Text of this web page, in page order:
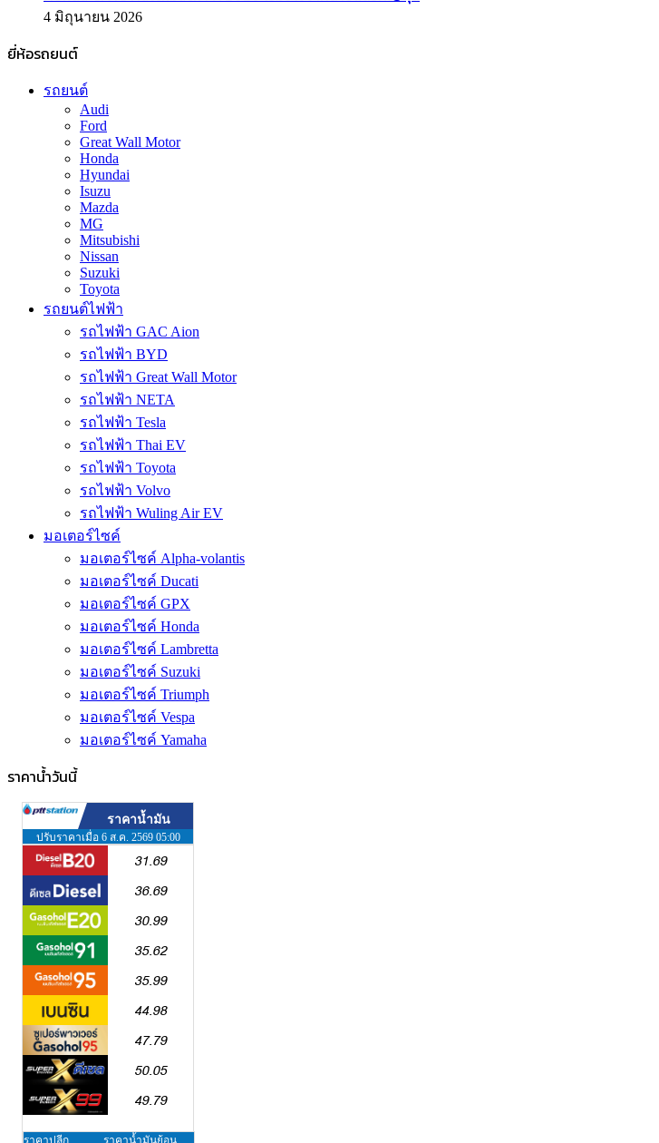
4 มิถุนายน 2026
ยี่ห้อรถยนต์
รถยนต์
Audi
Ford
Great Wall Motor
Honda
Hyundai
Isuzu
Mazda
MG
Mitsubishi
Nissan
Suzuki
Toyota
รถยนต์ไฟฟ้า
รถไฟฟ้า GAC Aion
รถไฟฟ้า BYD
รถไฟฟ้า Great Wall Motor
รถไฟฟ้า NETA
รถไฟฟ้า Tesla
รถไฟฟ้า Thai EV
รถไฟฟ้า Toyota
รถไฟฟ้า Volvo
รถไฟฟ้า Wuling Air EV
มอเตอร์ไซค์
มอเตอร์ไซค์ Alpha-volantis
มอเตอร์ไซค์ Ducati
มอเตอร์ไซค์ GPX
มอเตอร์ไซค์ Honda
มอเตอร์ไซค์ Lambretta
มอเตอร์ไซค์ Suzuki
มอเตอร์ไซค์ Triumph
มอเตอร์ไซค์ Vespa
มอเตอร์ไซค์ Yamaha
ราคาน้ำวันนี้